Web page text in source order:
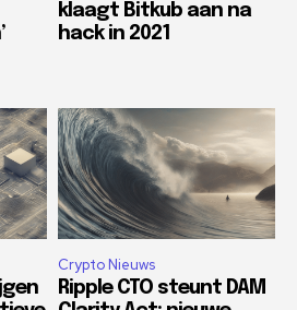
klaagt Bitkub aan na
hack in 2021
Crypto Nieuws
Ripple CTO steunt DAM